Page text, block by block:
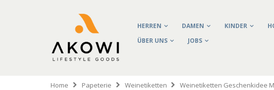
HERREN DAMEN KINDER
ÜBER UNS
JOBS
Home Papeterie Weinetiketten Weinetiketten Geschenkidee